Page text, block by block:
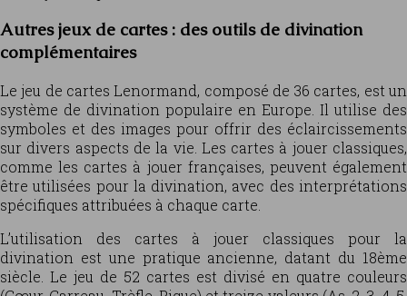
Autres jeux de cartes : des outils de divination
complémentaires
Le jeu de cartes Lenormand, composé de 36 cartes, est un
système de divination populaire en Europe. Il utilise des
symboles et des images pour offrir des éclaircissements
sur divers aspects de la vie. Les cartes à jouer classiques,
comme les cartes à jouer françaises, peuvent également
être utilisées pour la divination, avec des interprétations
spécifiques attribuées à chaque carte.
L’utilisation des cartes à jouer classiques pour la
divination est une pratique ancienne, datant du 18ème
siècle. Le jeu de 52 cartes est divisé en quatre couleurs